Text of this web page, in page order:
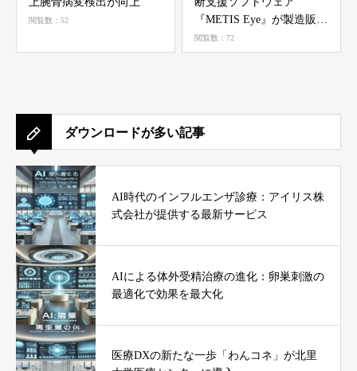
閲覧数：52
『METIS Eye』が製造販売
承認を取得
閲覧数：72
ダウンロードが多い記事
AI時代のインフルエンザ診療：アイリス株
式会社が提供する最新サービス
AIによる体外受精治療の進化：卵巣刺激の
最適化で効果を最大化
医療DXの新たな一歩「わんコネ」が北里